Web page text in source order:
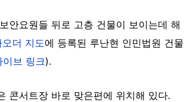
안요원들 뒤로 고층 건물이 보이는데 해
오더 지도에 등록된 루난현 인민법원 건물
이브 링크).
콘서트장 바로 맞은편에 위치해 있다.